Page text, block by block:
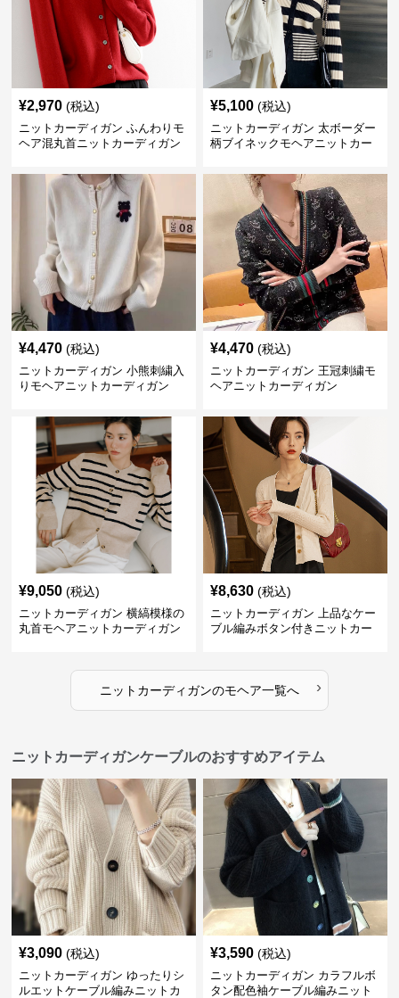
¥2,970 (税込)
ニットカーディガン ふんわりモ
ヘア混丸首ニットカーディガン
¥5,100 (税込)
ニットカーディガン 太ボーダー
柄ブイネックモヘアニットカー
¥4,470 (税込)
ニットカーディガン 小熊刺繍入
りモヘアニットカーディガン
¥4,470 (税込)
ニットカーディガン 王冠刺繍モ
ヘアニットカーディガン
¥9,050 (税込)
ニットカーディガン 横縞模様の
丸首モヘアニットカーディガン
¥8,630 (税込)
ニットカーディガン 上品なケー
ブル編みボタン付きニットカー
ニットカーディガンのモヘア一覧へ ›
ニットカーディガンケーブルのおすすめアイテム
¥3,090 (税込)
ニットカーディガン ゆったりシ
ルエットケーブル編みニットカ
¥3,590 (税込)
ニットカーディガン カラフルボ
タン配色袖ケーブル編みニット